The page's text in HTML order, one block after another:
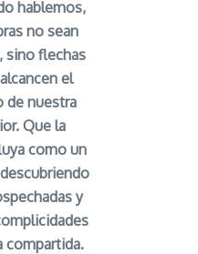
hablemos,
no sean
sino flechas
el
de nuestra
Que la
como un
y
compartida.